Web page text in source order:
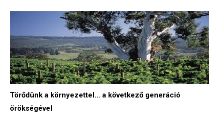
Törődünk a környezettel… a következő generáció
örökségével